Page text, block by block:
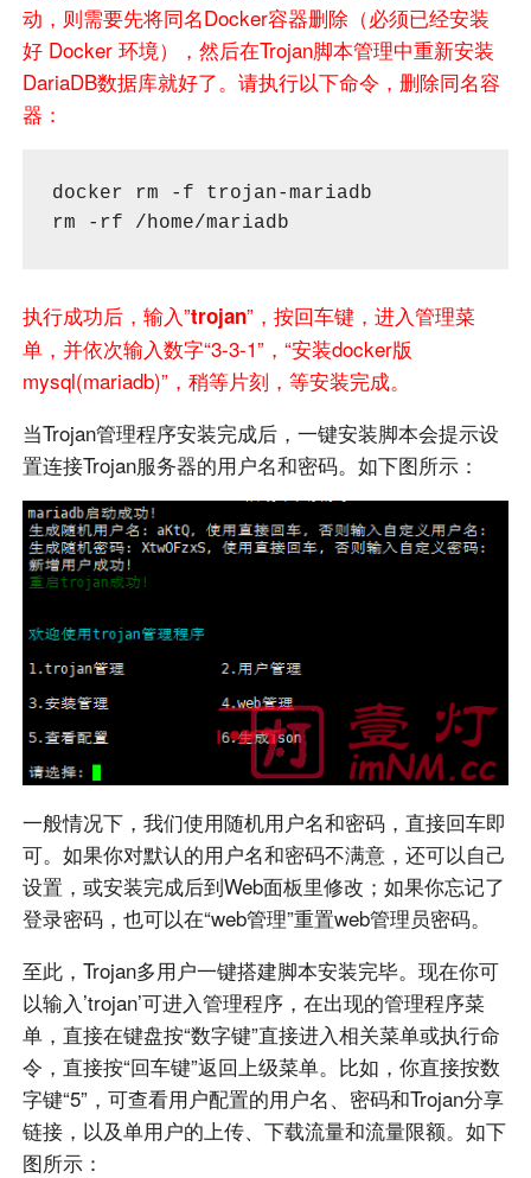
动，则需要先将同名Docker容器删除（必须已经安装
好 Docker 环境），然后在Trojan脚本管理中重新安装
DariaDB数据库就好了。请执行以下命令，删除同名容
器：
docker rm -f trojan-mariadb
rm -rf /home/mariadb
执行成功后，输入”trojan”，按回车键，进入管理菜
单，并依次输入数字“3-3-1”，“安装docker版
mysql(mariadb)”，稍等片刻，等安装完成。
当Trojan管理程序安装完成后，一键安装脚本会提示设
置连接Trojan服务器的用户名和密码。如下图所示：
一般情况下，我们使用随机用户名和密码，直接回车即
可。如果你对默认的用户名和密码不满意，还可以自己
设置，或安装完成后到Web面板里修改；如果你忘记了
登录密码，也可以在“web管理”重置web管理员密码。
至此，Trojan多用户一键搭建脚本安装完毕。现在你可
以输入’trojan’可进入管理程序，在出现的管理程序菜
单，直接在键盘按“数字键”直接进入相关菜单或执行命
令，直接按“回车键”返回上级菜单。比如，你直接按数
字键“5”，可查看用户配置的用户名、密码和Trojan分享
链接，以及单用户的上传、下载流量和流量限额。如下
图所示：